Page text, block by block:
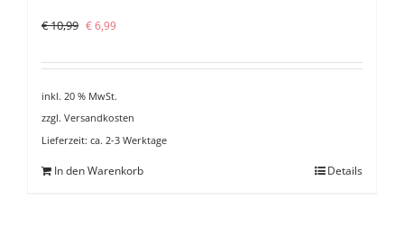
€10,99 Ursprünglicher
war:
€6,99Aktueller
ist:
inkl. 20 % MwSt.
zzgl. Versandkosten
Lieferzeit: ca. 2-3 Werktage
In den Warenkorb Details